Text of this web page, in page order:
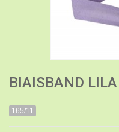
BIAISBAND
165/11